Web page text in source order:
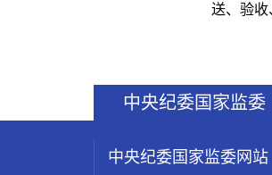
送、验收
中央纪委国家监委
中央纪委国家监委网站